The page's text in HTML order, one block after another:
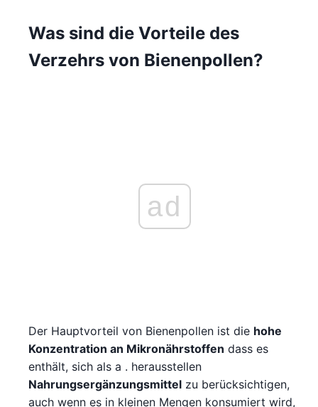
Was sind die Vorteile des
Verzehrs von Bienenpollen?
ad
Der Hauptvorteil von Bienenpollen ist die hohe
Konzentration an Mikronährstoffen dass es
enthält, sich als a . herausstellen
Nahrungsergänzungsmittel zu berücksichtigen,
auch wenn es in kleinen Mengen konsumiert wird,